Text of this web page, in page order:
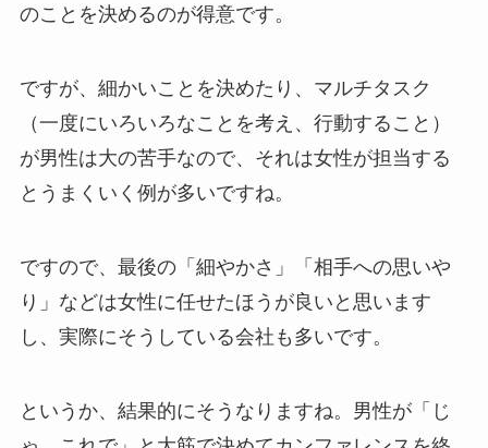
のことを決めるのが得意です。
ですが、細かいことを決めたり、マルチタスク
（一度にいろいろなことを考え、行動すること）
が男性は大の苦手なので、それは女性が担当する
とうまくいく例が多いですね。
ですので、最後の「細やかさ」「相手への思いや
り」などは女性に任せたほうが良いと思います
し、実際にそうしている会社も多いです。
というか、結果的にそうなりますね。男性が「じ